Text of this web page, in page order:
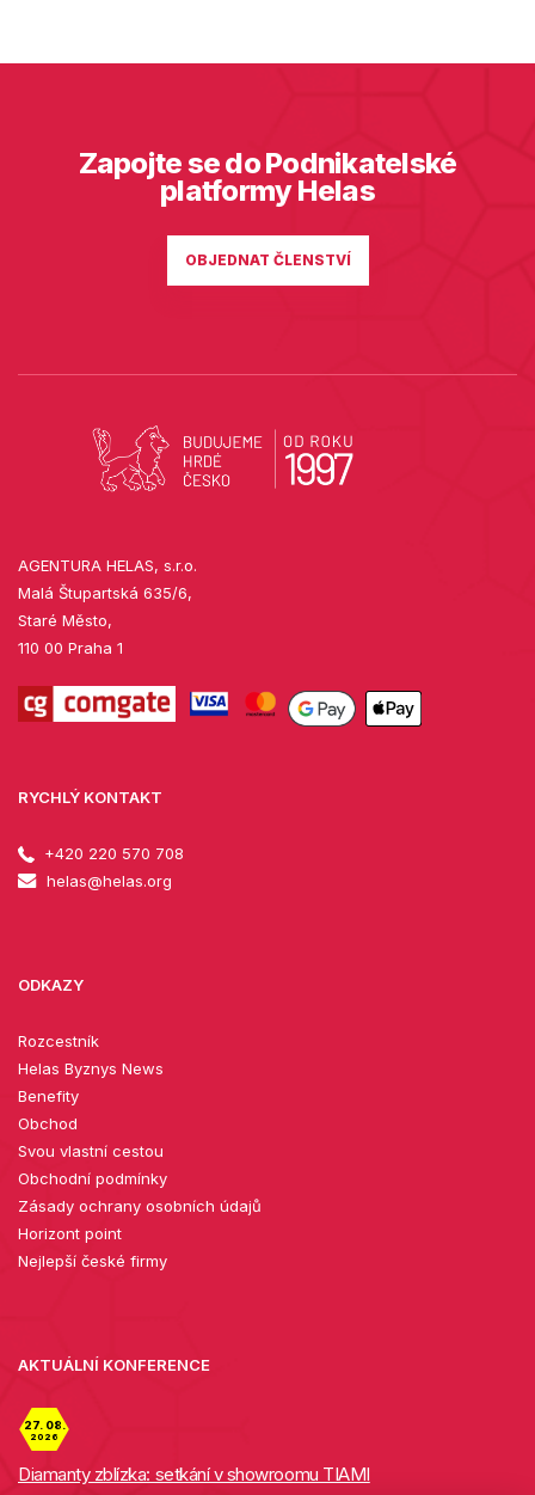
Zapojte se do Podnikatelské
platformy Helas
OBJEDNAT ČLENSTVÍ
AGENTURA HELAS, s.r.o.
Malá Štupartská 635/6,
Staré Město,
110 00 Praha 1
RYCHLÝ KONTAKT
+420 220 570 708
helas@helas.org
ODKAZY
Rozcestník
Helas Byznys News
Benefity
Obchod
Svou vlastní cestou
Obchodní podmínky
Zásady ochrany osobních údajů
Horizont point
Nejlepší české firmy
AKTUÁLNÍ KONFERENCE
27. 08.
2026
Diamanty zblízka: setkání v showroomu TIAMI